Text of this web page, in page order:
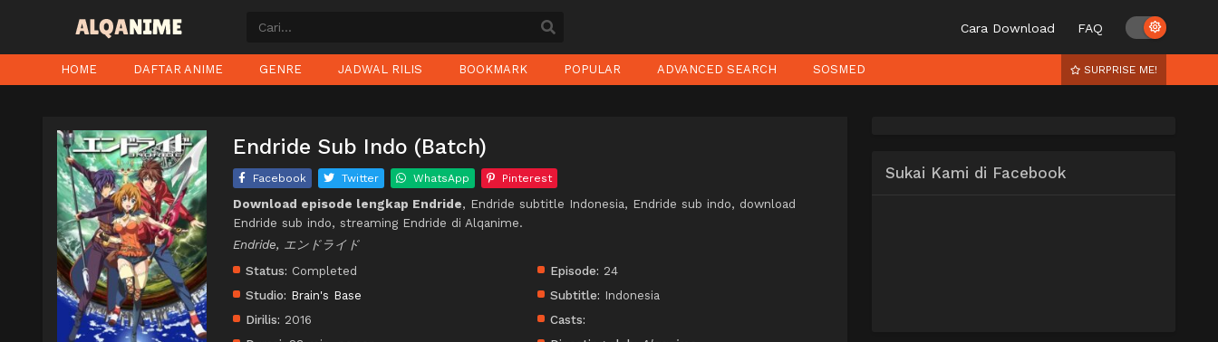
Cara Download FAQ
HOME DAFTAR ANIME GENRE JADWAL RILIS BOOKMARK POPULAR ADVANCED SEARCH SOSMED SURPRISE ME!
Endride Sub Indo (Batch)
Facebook Twitter WhatsApp Pinterest
Download episode lengkap Endride, Endride subtitle Indonesia, Endride sub indo, download
Endride sub indo, streaming Endride di Alqanime.
Endride, エンドライド
Status: Completed
Studio: Brain's Base
Dirilis: 2016
Episode: 24
Subtitle: Indonesia
Casts:
Sukai Kami di Facebook